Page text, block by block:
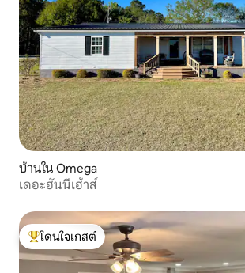
บ้านใน Omega
เดอะฮันนี่เฮ้าส์
โดนใจเกสต์ที่สุด
โดนใจเกสต์